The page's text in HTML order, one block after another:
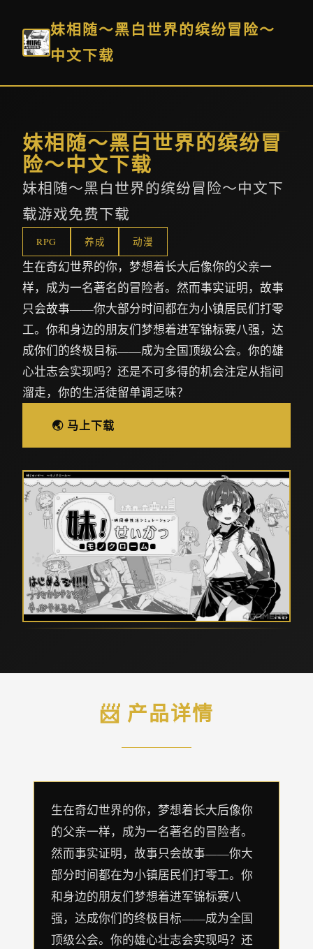
妹相随～黑白世界的缤纷冒险～
中文下载
妹相随～黑白世界的缤纷冒
险～中文下载
妹相随～黑白世界的缤纷冒险～中文下
载游戏免费下载
RPG 养成 动漫
生在奇幻世界的你，梦想着长大后像你的父亲一
样，成为一名著名的冒险者。然而事实证明，故事
只会故事——你大部分时间都在为小镇居民们打零
工。你和身边的朋友们梦想着进军锦标赛八强，达
成你们的终极目标——成为全国顶级公会。你的雄
心壮志会实现吗？还是不可多得的机会注定从指间
溜走，你的生活徒留单调乏味？
🌏 马上下载
📨 产品详情
生在奇幻世界的你，梦想着长大后像你
的父亲一样，成为一名著名的冒险者。
然而事实证明，故事只会故事——你大
部分时间都在为小镇居民们打零工。你
和身边的朋友们梦想着进军锦标赛八
强，达成你们的终极目标——成为全国
顶级公会。你的雄心壮志会实现吗？还